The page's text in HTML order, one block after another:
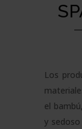
Los
el
y